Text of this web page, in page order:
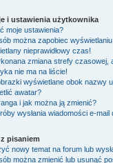
i ustawienia użytkownika
moje ustawienia?
można zapobiec
nieprawidłowy czas!
zmiana strefy czasowej,
nie ma na liście!
wyświetlane obok nazwy
awatar?
i jak można ją zmienić?
wysłania wiadomości e-
pisaniem
nowy temat na forum lub
można zmienić lub usunąć